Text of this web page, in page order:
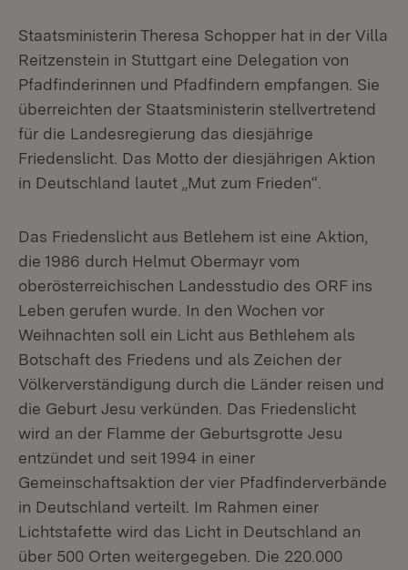
Staatsministerin Theresa Schopper hat in der Villa
Reitzenstein in Stuttgart eine Delegation von
Pfadfinderinnen und Pfadfindern empfangen. Sie
überreichten der Staatsministerin stellvertretend
für die Landesregierung das diesjährige
Friedenslicht. Das Motto der diesjährigen Aktion
in Deutschland lautet „Mut zum Frieden“.
Das Friedenslicht aus Betlehem ist eine Aktion,
die 1986 durch Helmut Obermayr vom
oberösterreichischen Landesstudio des ORF ins
Leben gerufen wurde. In den Wochen vor
Weihnachten soll ein Licht aus Bethlehem als
Botschaft des Friedens und als Zeichen der
Völkerverständigung durch die Länder reisen und
die Geburt Jesu verkünden. Das Friedenslicht
wird an der Flamme der Geburtsgrotte Jesu
entzündet und seit 1994 in einer
Gemeinschaftsaktion der vier Pfadfinderverbände
in Deutschland verteilt. Im Rahmen einer
Lichtstafette wird das Licht in Deutschland an
über 500 Orten weitergegeben. Die 220.000